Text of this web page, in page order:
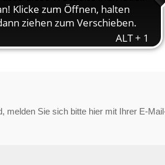
melden Sie sich bitte hier mit Ihrer E-